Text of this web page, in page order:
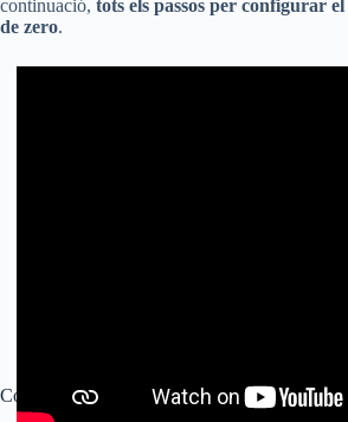
continuació, tots els passos per configurar
de zero.
Configuració automàtica de l'iPhone